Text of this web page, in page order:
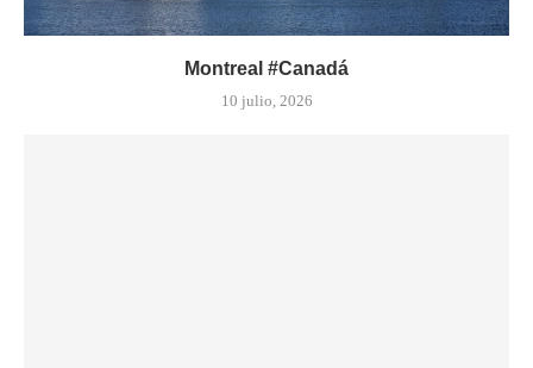
Montreal #Canadá
10 julio, 2026